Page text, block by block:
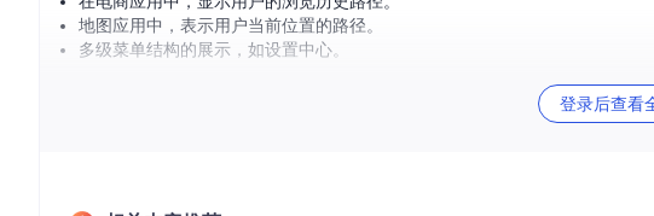
地图应用中，表示用户当前位置的路径。
多级菜单结构的展示，如设置中心。
登录后查看